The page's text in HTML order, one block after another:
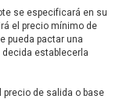
se especificará en su
el precio mínimo de
pueda pactar una
establecerla
de salida o base